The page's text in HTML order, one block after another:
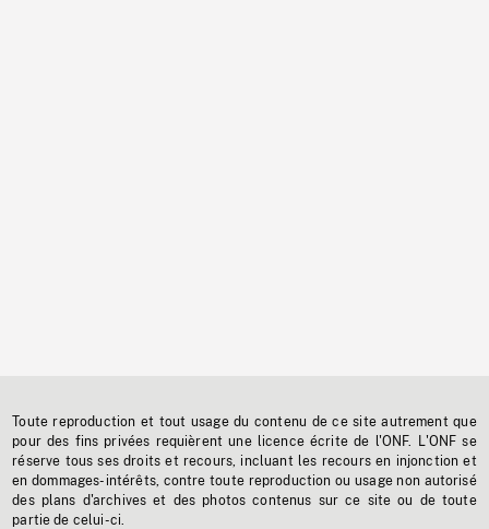
Toute reproduction et tout usage du contenu de ce site autrement que
pour des fins privées requièrent une licence écrite de l'ONF. L'ONF se
réserve tous ses droits et recours, incluant les recours en injonction et
en dommages-intérêts, contre toute reproduction ou usage non autorisé
des plans d'archives et des photos contenus sur ce site ou de toute
partie de celui-ci.